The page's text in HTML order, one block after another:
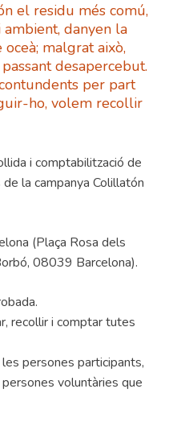
el residu més comú,
danyen la
malgrat això,
desapercebut.
per part
ho, volem recollir
i comptabilització de
la campanya Colillatón
(Plaça Rosa dels
08039 Barcelona).
recollir i comptar tutes
persones participants,
voluntàries que